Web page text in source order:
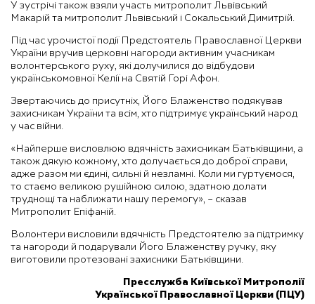
У зустрічі також взяли участь митрополит Львівський
Макарій та митрополит Львівський і Сокальський Димитрій.
Під час урочистої події Предстоятель Православної Церкви
України вручив церковні нагороди активним учасникам
волонтерського руху, які долучилися до відбудови
українськомовної Келії на Святій Горі Афон.
Звертаючись до присутніх, Його Блаженство подякував
захисникам України та всім, хто підтримує український народ
у час війни.
«Найперше висловлюю вдячність захисникам Батьківщини, а
також дякую кожному, хто долучається до доброї справи,
адже разом ми єдині, сильні й незламні. Коли ми гуртуємося,
то стаємо великою рушійною силою, здатною долати
труднощі та наближати нашу перемогу», – сказав
Митрополит Епіфаній.
Волонтери висловили вдячність Предстоятелю за підтримку
та нагороди й подарували Його Блаженству ручку, яку
виготовили протезовані захисники Батьківщини.
Пресслужба Київської Митрополії
Української Православної Церкви (ПЦУ)